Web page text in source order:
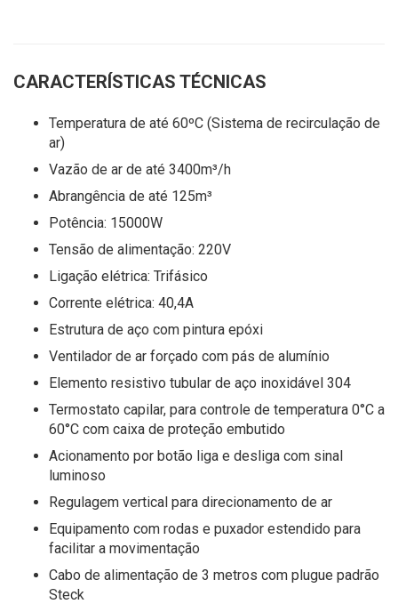
CARACTERÍSTICAS TÉCNICAS
Temperatura de até 60ºC (Sistema de recirculação de
ar)
Vazão de ar de até 3400m³/h
Abrangência de até 125m³
Potência: 15000W
Tensão de alimentação: 220V
Ligação elétrica: Trifásico
Corrente elétrica: 40,4A
Estrutura de aço com pintura epóxi
Ventilador de ar forçado com pás de alumínio
Elemento resistivo tubular de aço inoxidável 304
Termostato capilar, para controle de temperatura 0°C a
60°C com caixa de proteção embutido
Acionamento por botão liga e desliga com sinal
luminoso
Regulagem vertical para direcionamento de ar
Equipamento com rodas e puxador estendido para
facilitar a movimentação
Cabo de alimentação de 3 metros com plugue padrão
Steck